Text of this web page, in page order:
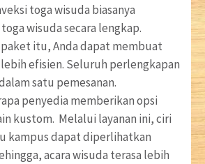
toga wisuda biasanya
wisuda secara lengkap.
itu, Anda dapat membuat
efisien. Seluruh perlengkapan
satu pemesanan.
penyedia memberikan opsi
kustom. Melalui layanan ini, ciri
kampus dapat diperlihatkan
acara wisuda terasa lebih